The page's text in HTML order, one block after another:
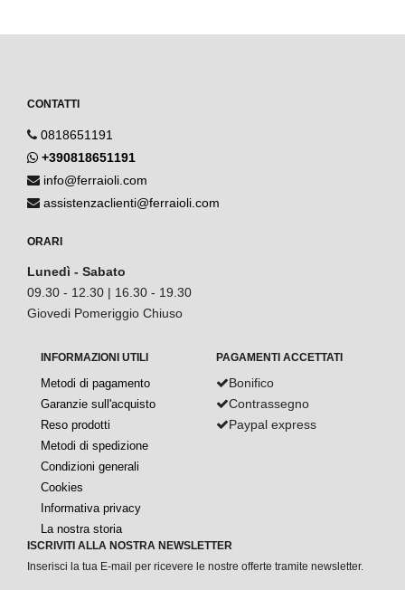
CONTATTI
0818651191
+390818651191
info@ferraioli.com
assistenzaclienti@ferraioli.com
ORARI
Lunedì - Sabato
09.30 - 12.30 | 16.30 - 19.30
Giovedi Pomeriggio Chiuso
INFORMAZIONI UTILI
Metodi di pagamento
Garanzie sull'acquisto
Reso prodotti
Metodi di spedizione
Condizioni generali
Cookies
Informativa privacy
La nostra storia
PAGAMENTI ACCETTATI
Bonifico
Contrassegno
Paypal express
ISCRIVITI ALLA NOSTRA NEWSLETTER
Inserisci la tua E-mail per ricevere le nostre offerte tramite newsletter.